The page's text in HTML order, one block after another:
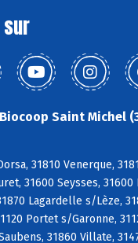
sur
Saint Michel
31810 Venerque,
31600 Seysses, 31600
Lagardelle s/Lèze,
Portet s/Garonne,
31860 Villate,